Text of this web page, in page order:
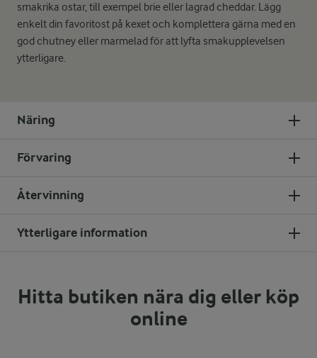
smakrika ostar, till exempel brie eller lagrad cheddar. Lägg
enkelt din favoritost på kexet och komplettera gärna med en
god chutney eller marmelad för att lyfta smakupplevelsen
ytterligare.
Näring
Förvaring
Återvinning
Ytterligare information
Hitta butiken nära dig eller köp
online